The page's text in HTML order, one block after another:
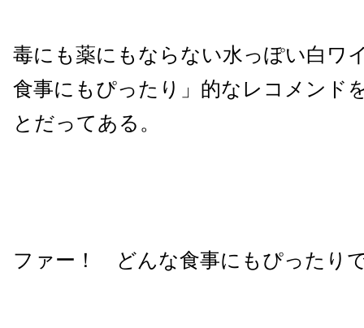
毒にも薬にもならない水っぽい白ワ
食事にもぴったり」的なレコメンド
とだってある。
ファー！ どんな食事にもぴったり